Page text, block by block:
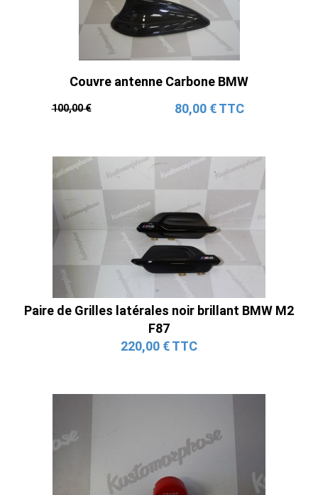
Couvre antenne Carbone BMW
100,00 € 80,00 € TTC
Paire de Grilles latérales noir brillant BMW M2
F87
220,00 € TTC